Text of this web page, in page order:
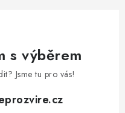
s výběrem
Jsme tu pro vás!